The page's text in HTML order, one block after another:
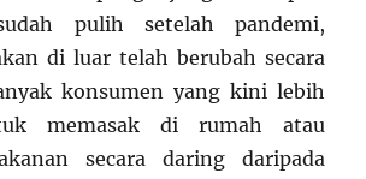
pulih setelah pandemi,
di luar telah berubah secara
konsumen yang kini lebih
memasak di rumah atau
secara daring daripada